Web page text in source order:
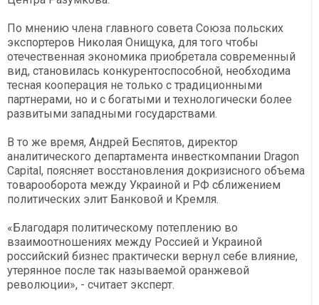
По мнению члена главного совета Союза польских
экспортеров Николая Онищука, для того чтобы
отечественная экономика приобретала современный
вид, становилась конкурентоспособной, необходима
тесная кооперация не только с традиционными
партнерами, но и с богатыми и технологически более
развитыми западными государствами.
В то же время, Андрей Беспятов, директор
аналитического департамента инвесткомпании Dragon
Capital, поясняет восстановления докризисного объема
товарооборота между Украиной и РФ сближением
политических элит Банковой и Кремля.
«Благодаря политическому потеплению во
взаимоотношениях между Россией и Украиной
российский бизнес практически вернул себе влияние,
утерянное после так называемой оранжевой
революции», - считает эксперт.